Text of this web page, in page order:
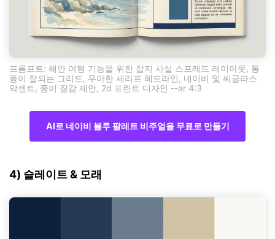
프롬프트: 해안 여행 기능을 위한 잡지 사설 스프레드 레이아웃, 통
풍이 잘되는 그리드, 우아한 세리프 헤드라인, 네이비 및 씨글라스
악센트, 종이 질감 제안, 2d 프린트 디자인 --ar 4:3
AI로 네이비 블루 팔레트 비주얼을 무료로 만들기
4) 슬레이트 & 모래